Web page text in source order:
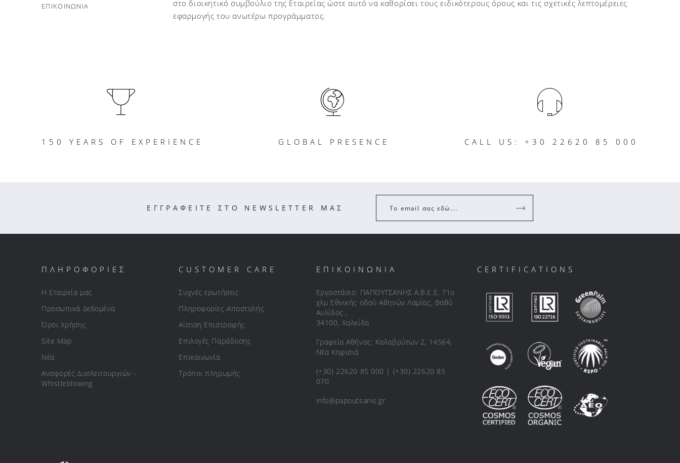
ΕΠΙΚΟΙΝΩΝΙΑ
στο διοικητικό συμβούλιο της Εταιρείας ώστε αυτό να καθορίσει τους ειδικότερους όρους και τις σχετικές λεπτομέρειες
εφαρμογής του ανωτέρω προγράμματος.
150 YEARS OF EXPERIENCE GLOBAL PRESENCE CALL US: +30 22620 85 000
ΕΓΓΡΑΦΕΙΤΕ ΣΤΟ NEWSLETTER ΜΑΣ Το email σας εδώ...
ΠΛΗΡΟΦΟΡΙΕΣ
Η Εταιρεία μας
Προσωπικά Δεδομένα
Όροι Χρήσης
Site Map
Νέα
Αναφορές Δυσλειτουργιών –
Whistleblowing
CUSTOMER CARE
Συχνές ερωτήσεις
Πληροφορίες Αποστολής
Αίτηση Επιστροφής
Επιλογές Παράδοσης
Επικοινωνία
Τρόποι πληρωμής
ΕΠΙΚΟΙΝΩΝΙΑ
Εργοστάσιο: ΠΑΠΟΥΤΣΑΝΗΣ Α.Β.Ε.Ε. 71ο
χλμ Εθνικής οδού Αθηνών Λαμίας, Βαθύ
Αυλίδος ,
34100, Χαλκίδα
Γραφεία Αθήνας: Καλαβρύτων 2, 14564,
Νέα Κηφισιά
(+30) 22620 85 000 | (+30) 22620 85
070
info@papoutsanis.gr
CERTIFICATIONS